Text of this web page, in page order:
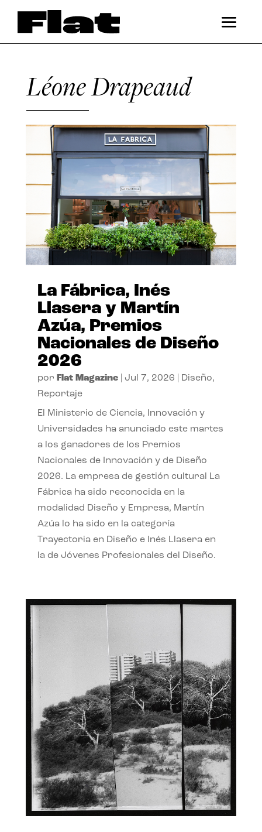
Léone Drapeaud
La Fábrica, Inés
Llasera y Martín
Azúa, Premios
Nacionales de Diseño
2026
por Flat Magazine| Jul 7, 2026 Diseño,
Reportaje
El Ministerio de Ciencia, Innovación y
Universidades ha anunciado este martes
a los ganadores de los Premios
Nacionales de Innovación y de Diseño
2026. La empresa de gestión cultural La
Fábrica ha sido reconocida en la
modalidad Diseño y Empresa, Martín
Azúa lo ha sido en la categoría
Trayectoria en Diseño e Inés Llasera en
la de Jóvenes Profesionales del Diseño.